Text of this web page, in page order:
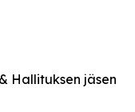
Hallituksen jäsen